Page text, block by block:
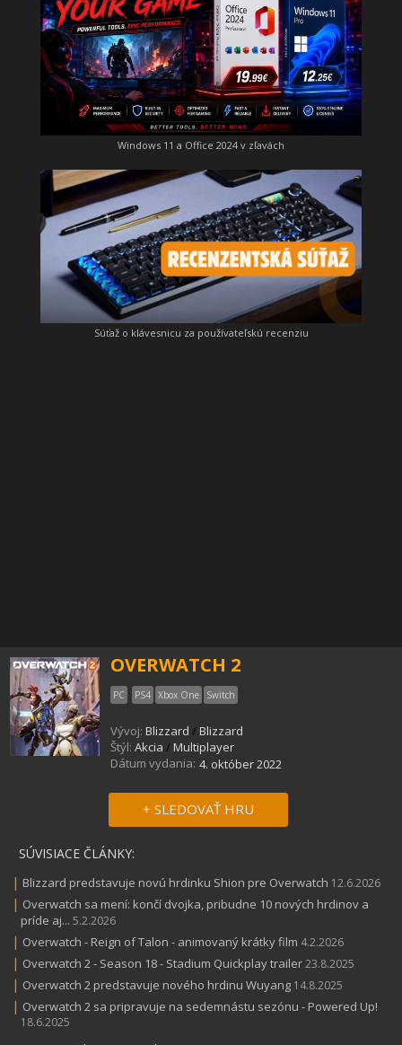
Windows 11 a Office 2024 v zľavách
Súťaž o klávesnicu za používateľskú recenziu
OVERWATCH 2
PC PS4 Xbox One Switch
Vývoj: Blizzard / Blizzard
Štýl: Akcia / Multiplayer
Dátum vydania: 4. október 2022
+ SLEDOVAŤ HRU
SÚVISIACE ČLÁNKY:
| Blizzard predstavuje novú hrdinku Shion pre Overwatch 12.6.2026
| Overwatch sa mení: končí dvojka, pribudne 10 nových hrdinov a
príde aj... 5.2.2026
| Overwatch - Reign of Talon - animovaný krátky film 4.2.2026
| Overwatch 2 - Season 18 - Stadium Quickplay trailer23.8.2025
| Overwatch 2 predstavuje nového hrdinu Wuyang 14.8.2025
| Overwatch 2 sa pripravuje na sedemnástu sezónu - Powered Up!
18.6.2025